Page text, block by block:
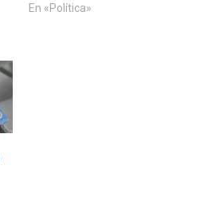
En «Política»